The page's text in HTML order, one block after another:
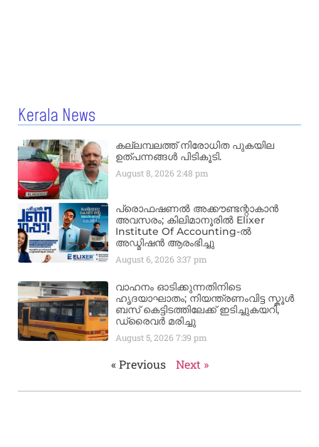
Kerala News
കല്ലമ്പലത്ത് നിരോധിത പുകയില
ഉത്പന്നങ്ങൾ പിടികൂടി.
August 8, 20262:48 pm
പ്രൊഫഷണൽ അക്കൗണ്ടന്റാകാൻ
അവസരം; കിലിമാനൂരിൽ Elixer
Institute Of Accounting-ൽ
അഡ്മിഷൻ ആരംഭിച്ചു
August 6, 20263:37 pm
വാഹനം ഓടിക്കുന്നതിനിടെ
ഹൃദയാഘാതം; നിയന്ത്രണംവിട്ട സ്കൂൾ
ബസ് കെട്ടിടത്തിലേക്ക് ഇടിച്ചുകയറി,
ഡ്രൈവർ മരിച്ചു
August 5, 20267:39 pm
« Previous Next »